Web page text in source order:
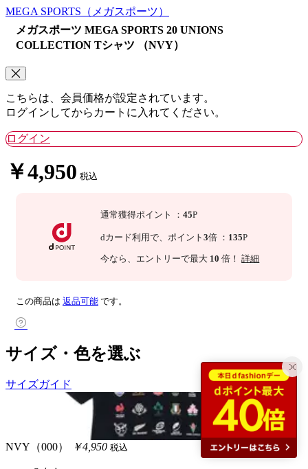
MEGA SPORTS （メガスポーツ）
メガスポーツ MEGA SPORTS 20 UNIONS
COLLECTION Tシャツ （NVY）
こちらは、会員価格が設定されています。
ログインしてからカートに入れてください。
ログイン
￥4,950 税込
通常獲得ポイント ：45P
dカード利用で、 ポイント3倍 ： 135P
今なら 、エントリーで最大 10 倍！詳細
この商品は 返品可能 です。
サイズ・色を選ぶ
サイズガイド
NVY（000） ￥4,950 税込